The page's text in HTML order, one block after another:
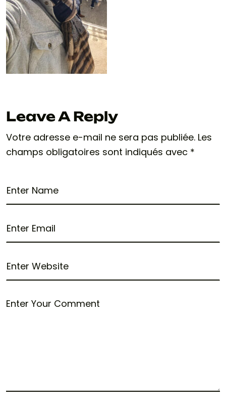
Leave A Reply
Votre adresse e-mail ne sera pas publiée. Les
champs obligatoires sont indiqués avec *